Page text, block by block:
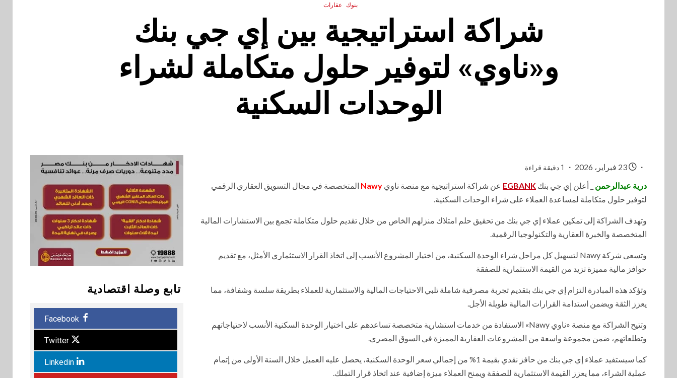
بنوك عقارات
شراكة استراتيجية بين إي جي بنك
و«ناوي» لتوفير حلول متكاملة لشراء
الوحدات السكنية
1 دقيقة قراءة
درية عبدالرحمن _ أعلن إي جي بنك EGBANK عن شراكة استراتيجية مع منصة ناوي Nawy المتخصصة في مجال التسويق العقاري الرقمي
لتوفير حلول متكاملة لمساعدة العملاء على شراء الوحدات السكنية.
وتهدف الشراكة إلى تمكين عملاء إي جي بنك من تحقيق حلم امتلاك منزلهم الخاص من خلال تقديم حلول متكاملة تجمع بين الاستشارات المالية
المتخصصة والخبرة العقارية والتكنولوجيا الرقمية.
وتسعى شركة Nawy لتسهيل كل مراحل شراء الوحدة السكنية، من اختيار المشروع الأنسب إلى اتخاذ القرار الاستثماري الأمثل، مع تقديم
حوافز مالية مميزة تزيد من القيمة الاستثمارية للصفقة
وتؤكد هذه المبادرة التزام إي جي بنك بتقديم تجربة مصرفية شاملة تلبي الاحتياجات المالية والاستثمارية للعملاء بطريقة سلسة وشفافة، مما
يعزز الثقة ويضمن استدامة القرارات المالية طويلة الأجل.
وتتيح الشراكة مع منصة «ناوي Nawy» الاستفادة من خدمات استشارية متخصصة تساعدهم على اختيار الوحدة السكنية الأنسب لاحتياجاتهم
وتطلعاتهم، ضمن مجموعة واسعة من المشروعات العقارية المميزة في السوق المصري.
كما سيستفيد عملاء إي جي بنك من حافز نقدي بقيمة 1% من إجمالي سعر الوحدة السكنية، يحصل عليه العميل خلال السنة الأولى من إتمام
عملية الشراء، مما يعزز القيمة الاستثمارية للصفقة ويمنح العملاء ميزة إضافية عند اتخاذ قرار التملك.
تابع وصلة اقتصادية
Facebook
Twitter
Linkedin